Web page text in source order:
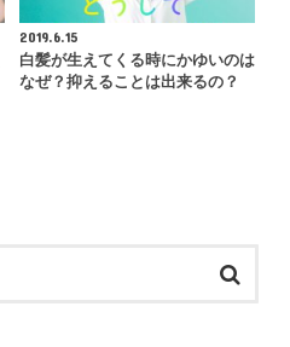
2019.6.15
白髪が生えてくる時にかゆいのは
なぜ？抑えることは出来るの？